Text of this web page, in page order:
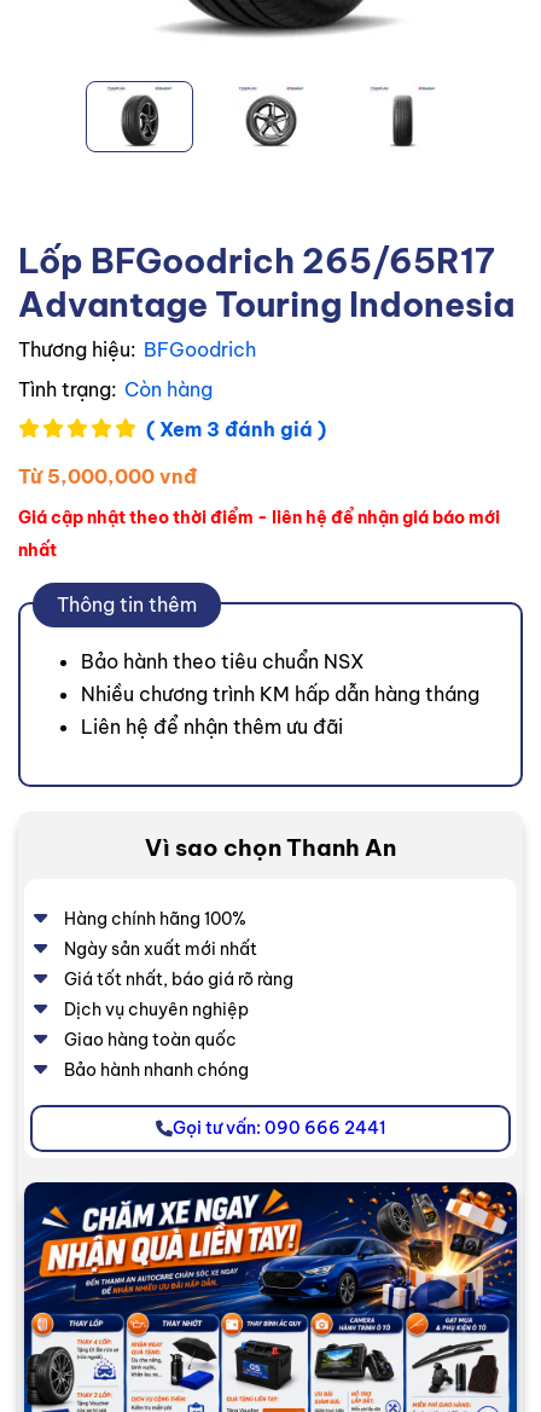
Lốp BFGoodrich 265/65R17
Advantage Touring Indonesia
Thương hiệu: BFGoodrich
Tình trạng: Còn hàng
( Xem 3 đánh giá )
Từ 5,000,000 vnđ
Giá cập nhật theo thời điểm - liên hệ để nhận giá báo mới
nhất
Thông tin thêm
Bảo hành theo tiêu chuẩn NSX
Nhiều chương trình KM hấp dẫn hàng tháng
Liên hệ để nhận thêm ưu đãi
Vì sao chọn Thanh An
Hàng chính hãng 100%
Ngày sản xuất mới nhất
Giá tốt nhất, báo giá rõ ràng
Dịch vụ chuyên nghiệp
Giao hàng toàn quốc
Bảo hành nhanh chóng
Gọi tư vấn: 090 666 2441